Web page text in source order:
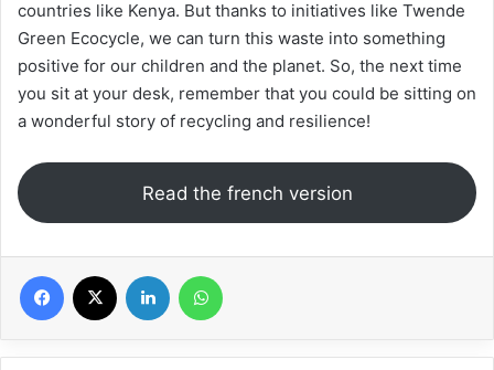
countries like Kenya. But thanks to initiatives like Twende
Green Ecocycle, we can turn this waste into something
positive for our children and the planet. So, the next time
you sit at your desk, remember that you could be sitting on
a wonderful story of recycling and resilience!
Read the french version
Facebook Linkedin